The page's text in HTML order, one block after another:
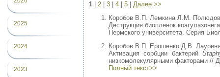
2025
2024
2023
1
2 3 4 5
Далее >>
Коробов В.П. Лемкина Л.М.
Деструкция биопленок
Пермского университета. Серия
Коробов В.П. Ерошенко Д.В.
Активация сорбции бактерий
низкомолекулярными факторами //
Полный текст>>